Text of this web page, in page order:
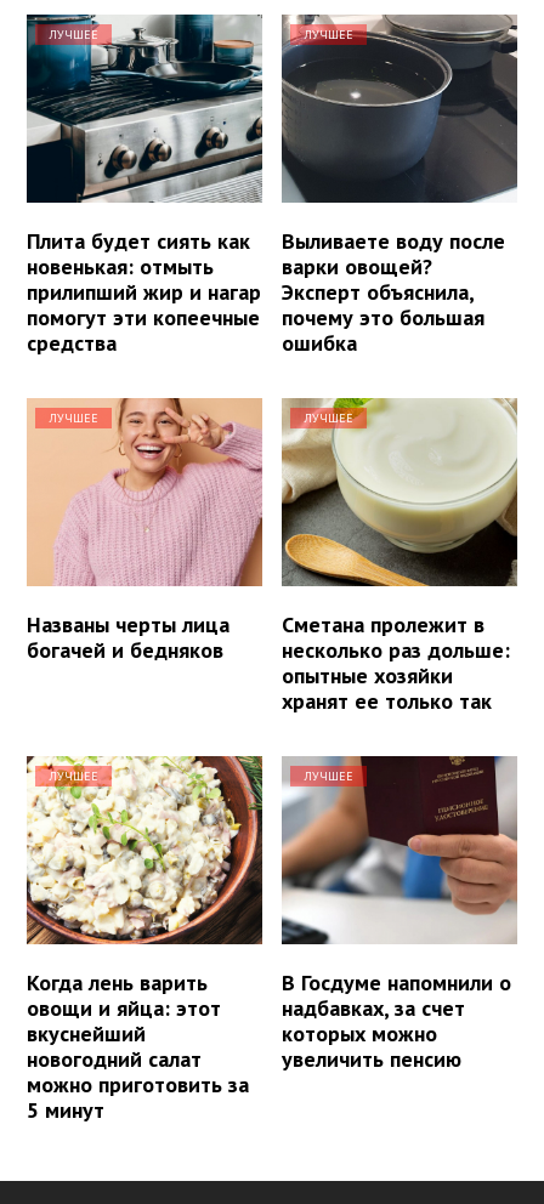
ЛУЧШЕЕ
Плита будет сиять как
новенькая: отмыть
прилипший жир и нагар
помогут эти копеечные
средства
ЛУЧШЕЕ
Выливаете воду после
варки овощей?
Эксперт объяснила,
почему это большая
ошибка
ЛУЧШЕЕ
Названы черты лица
богачей и бедняков
ЛУЧШЕЕ
Сметана пролежит в
несколько раз дольше:
опытные хозяйки
хранят ее только так
ЛУЧШЕЕ
Когда лень варить
овощи и яйца: этот
вкуснейший
новогодний салат
можно приготовить за
5 минут
ЛУЧШЕЕ
В Госдуме напомнили о
надбавках, за счет
которых можно
увеличить пенсию